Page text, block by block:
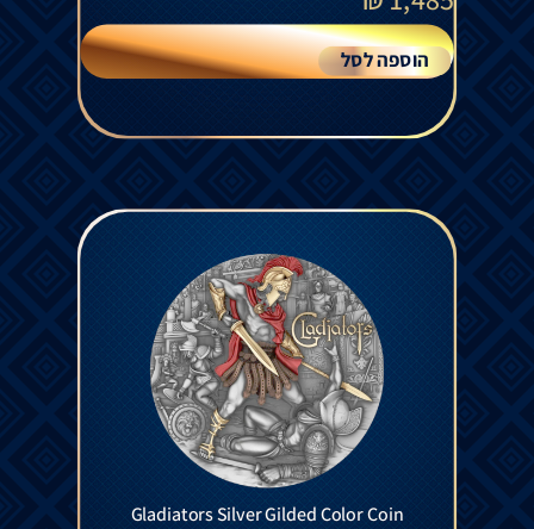
הוספה לסל
Gladiators Silver Gilded Color Coin